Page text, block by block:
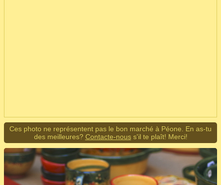
Ces photo ne représentent pas le bon marché à Péone. En as-tu
des meilleures? Contacte-nouss'il te plaît! Merci!